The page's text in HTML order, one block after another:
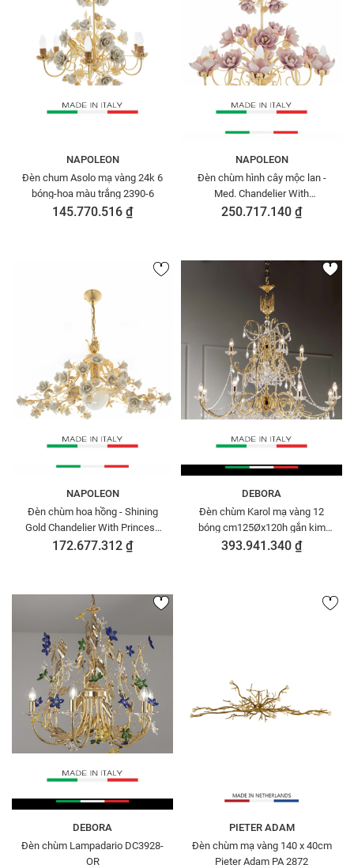
NAPOLEON
Đèn chum Asolo mạ vàng 24k 6
bóng-hoa màu trắng 2390-6
145.770.516 ₫
NAPOLEON
Đèn chùm hình cây mộc lan -
Med. Chandelier With
Magnolias-6 Lights, code: 2393-
250.717.140 ₫
NAPOLEON
Đèn chùm hoa hồng - Shining
Gold Chandelier With Princess
Roses, code: 2410-1
172.677.312 ₫
DEBORA
Đèn chùm Karol mạ vàng 12
bóng cm125Øx120h gắn kim
cương Swarovski DEBORA
393.941.340 ₫
DEBORA
Đèn chùm Lampadario DC3928-
OR
PIETER ADAM
Đèn chùm mạ vàng 140 x 40cm
Pieter Adam PA 2872